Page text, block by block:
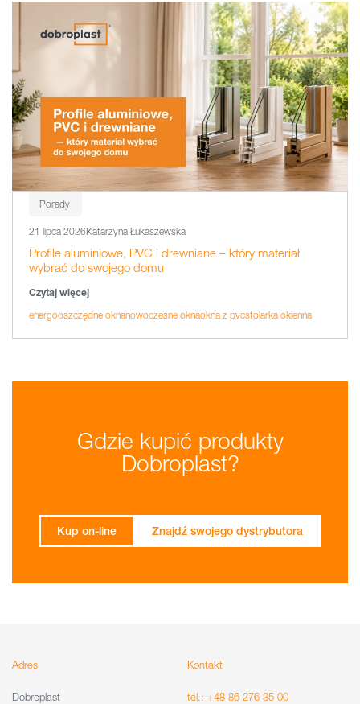
Porady
21 lipca 2026Katarzyna Łukaszewska
Profile aluminiowe, PVC i drewniane – który materiał
wybrać do swojego domu
Czytaj więcej
energooszczędne oknanowoczesne oknaokna z pvcstolarka okienna
Gdzie kupić produkty
Dobroplast?
Kup on-line Znajdź swojego dystrybutora
Adres
Dobroplast
Kontakt
tel.: +48 86 276 35 00